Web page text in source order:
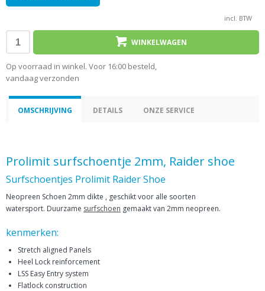
incl. BTW
WINKELWAGEN
Op voorraad in winkel. Voor 16:00 besteld,
vandaag verzonden
OMSCHRIJVING DETAILS ONZE SERVICE
Prolimit surfschoentje 2mm, Raider shoe
Surfschoentjes Prolimit Raider Shoe
Neopreen Schoen 2mm dikte , geschikt voor alle soorten
watersport. Duurzame surfschoen gemaakt van 2mm neopreen.
kenmerken:
Stretch aligned Panels
Heel Lock reinforcement
LSS Easy Entry system
Flatlock construction